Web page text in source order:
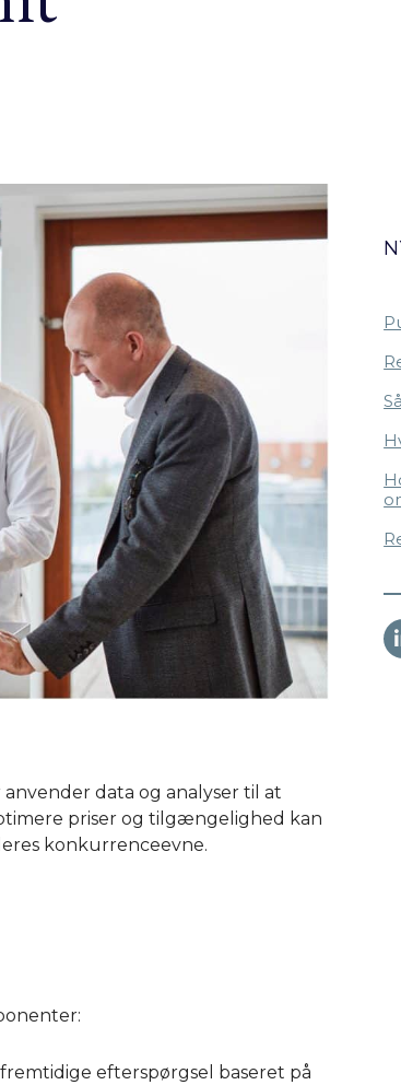
data og analyser til at
priser og tilgængelighed kan
konkurrenceevne.
efterspørgsel baseret på